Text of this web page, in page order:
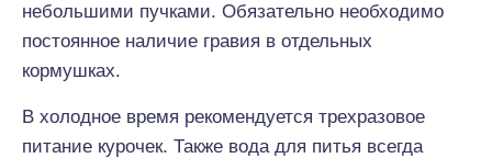
небольшими пучками. Обязательно необходимо
постоянное наличие гравия в отдельных
кормушках.
В холодное время рекомендуется трехразовое
питание курочек. Также вода для питья всегда